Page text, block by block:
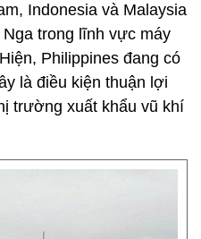
Indonesia và Malaysia
trong lĩnh vực máy
Philippines đang có
là điều kiện thuận lợi
trường xuất khẩu vũ khí